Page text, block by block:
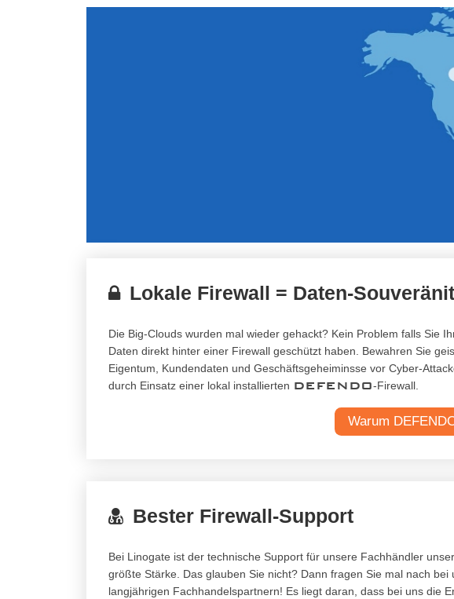
Lokale Firewall = Daten-
Die Big-Clouds wurden mal wieder gehackt? Kein Problem falls Sie
Daten direkt hinter einer Firewall geschützt haben. Bewahren Sie
Eigentum, Kundendaten und Geschäftsgeheiminsse vor Cyber-
durch Einsatz einer lokal installierten DEFENDO-Firewall.
Warum
Bester Firewall-Support
Bei Linogate ist der technische Support für unsere Fachhändler
größte Stärke. Das glauben Sie nicht? Dann fragen Sie mal nach bei
langjährigen Fachhandelspartnern! Es liegt daran, dass bei uns die